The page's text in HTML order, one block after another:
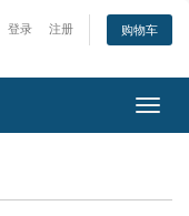
登录 注册 购物车